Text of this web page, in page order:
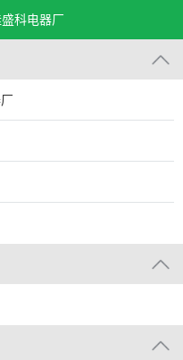
科电器厂